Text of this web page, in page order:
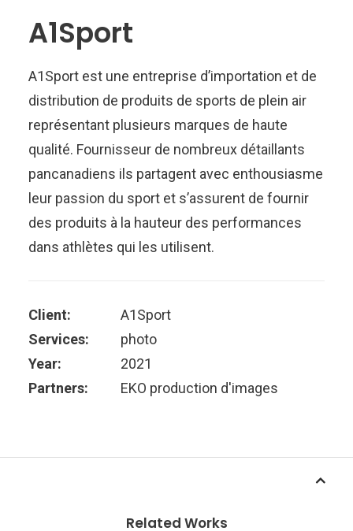
A1Sport
A1Sport est une entreprise d’importation et de
distribution de produits de sports de plein air
représentant plusieurs marques de haute
qualité. Fournisseur de nombreux détaillants
pancanadiens ils partagent avec enthousiasme
leur passion du sport et s’assurent de fournir
des produits à la hauteur des performances
dans athlètes qui les utilisent.
Client:
A1Sport
Services:
photo
Year:
2021
Partners:
EKO production d'images
Related Works